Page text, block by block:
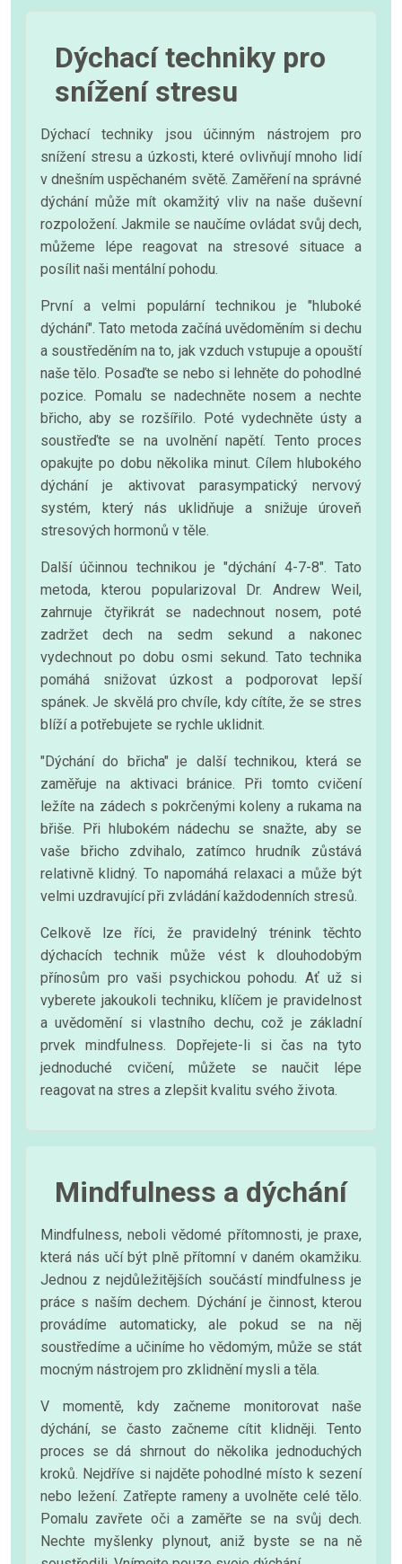
Dýchací techniky pro
snížení stresu
Dýchací techniky jsou účinným nástrojem pro
snížení stresu a úzkosti, které ovlivňují mnoho lidí
v dnešním uspěchaném světě. Zaměření na správné
dýchání může mít okamžitý vliv na naše duševní
rozpoložení. Jakmile se naučíme ovládat svůj dech,
můžeme lépe reagovat na stresové situace a
posílit naši mentální pohodu.
První a velmi populární technikou je "hluboké
dýchání". Tato metoda začíná uvědoměním si dechu
a soustředěním na to, jak vzduch vstupuje a opouští
naše tělo. Posaďte se nebo si lehněte do pohodlné
pozice. Pomalu se nadechněte nosem a nechte
břicho, aby se rozšířilo. Poté vydechněte ústy a
soustřeďte se na uvolnění napětí. Tento proces
opakujte po dobu několika minut. Cílem hlubokého
dýchání je aktivovat parasympatický nervový
systém, který nás uklidňuje a snižuje úroveň
stresových hormonů v těle.
Další účinnou technikou je "dýchání 4-7-8". Tato
metoda, kterou popularizoval Dr. Andrew Weil,
zahrnuje čtyřikrát se nadechnout nosem, poté
zadržet dech na sedm sekund a nakonec
vydechnout po dobu osmi sekund. Tato technika
pomáhá snižovat úzkost a podporovat lepší
spánek. Je skvělá pro chvíle, kdy cítíte, že se stres
blíží a potřebujete se rychle uklidnit.
"Dýchání do břicha" je další technikou, která se
zaměřuje na aktivaci bránice. Při tomto cvičení
ležíte na zádech s pokrčenými koleny a rukama na
břiše. Při hlubokém nádechu se snažte, aby se
vaše břicho zdvihalo, zatímco hrudník zůstává
relativně klidný. To napomáhá relaxaci a může být
velmi uzdravující při zvládání každodenních stresů.
Celkově lze říci, že pravidelný trénink těchto
dýchacích technik může vést k dlouhodobým
přínosům pro vaši psychickou pohodu. Ať už si
vyberete jakoukoli techniku, klíčem je pravidelnost
a uvědomění si vlastního dechu, což je základní
prvek mindfulness. Dopřejete-li si čas na tyto
jednoduché cvičení, můžete se naučit lépe
reagovat na stres a zlepšit kvalitu svého života.
Mindfulness a dýchání
Mindfulness, neboli vědomé přítomnosti, je praxe,
která nás učí být plně přítomní v daném okamžiku.
Jednou z nejdůležitějších součástí mindfulness je
práce s naším dechem. Dýchání je činnost, kterou
provádíme automaticky, ale pokud se na něj
soustředíme a učiníme ho vědomým, může se stát
mocným nástrojem pro zklidnění mysli a těla.
V momentě, kdy začneme monitorovat naše
dýchání, se často začneme cítit klidněji. Tento
proces se dá shrnout do několika jednoduchých
kroků. Nejdříve si najděte pohodlné místo k sezení
nebo ležení. Zatřepte rameny a uvolněte celé tělo.
Pomalu zavřete oči a zaměřte se na svůj dech.
Nechte myšlenky plynout, aniž byste se na ně